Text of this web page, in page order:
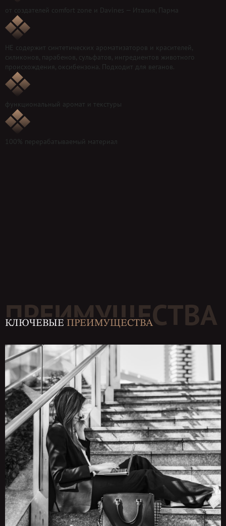
от создателей comfort zone и Davines — Италия, Парма
НЕ содержит синтетических ароматизаторов и красителей,
силиконов, парабенов, сульфатов, ингредиентов животного
происхождения, оксибензона. Подходит для веганов.
функциональный аромат и текстуры
100% перерабатываемый материал
ПРЕИМУЩЕСТВА
КЛЮЧЕВЫЕ ПРЕИМУЩЕСТВА